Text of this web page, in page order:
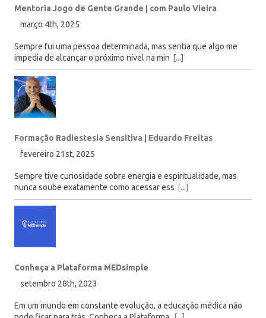
Mentoria Jogo de Gente Grande | com Paulo Vieira
março 4th, 2025
Sempre fui uma pessoa determinada, mas sentia que algo me
impedia de alcançar o próximo nível na min [...]
Formação Radiestesia Sensitiva | Eduardo Freitas
fevereiro 21st, 2025
Sempre tive curiosidade sobre energia e espiritualidade, mas
nunca soube exatamente como acessar ess [...]
Conheça a Plataforma MEDsimple
setembro 28th, 2023
Em um mundo em constante evolução, a educação médica não